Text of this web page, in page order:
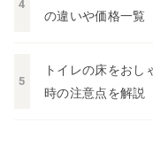
の違いや価格一覧
トイレの床をおし
時の注意点を解説